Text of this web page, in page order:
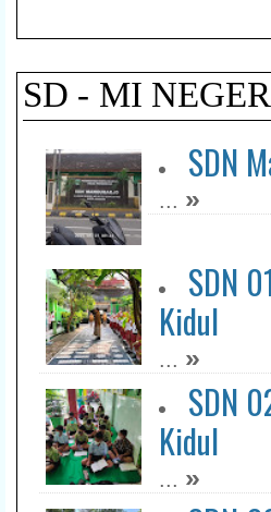
SD - MI
SDN
... »
SDN
Kidul
... »
SDN
Kidul
... »